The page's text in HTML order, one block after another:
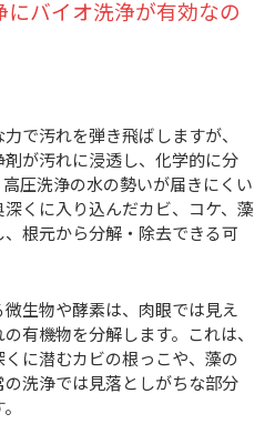
バイオ洗浄が有効なの
で汚れを弾き飛ばしますが、
が汚れに浸透し、化学的に分
圧洗浄の水の勢いが届きにくい
くに入り込んだカビ、コケ、藻
根元から分解・除去できる可
生物や酵素は、肉眼では見え
有機物を分解します。これは、
に潜むカビの根っこや、藻の
洗浄では見落としがちな部分